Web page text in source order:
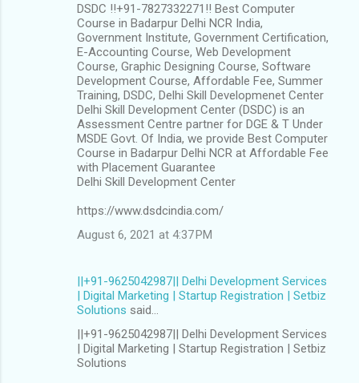
DSDC !!+91-7827332271!! Best Computer
Course in Badarpur Delhi NCR India,
Government Institute, Government Certification,
E-Accounting Course, Web Development
Course, Graphic Designing Course, Software
Development Course, Affordable Fee, Summer
Training, DSDC, Delhi Skill Developmenet Center
Delhi Skill Development Center (DSDC) is an
Assessment Centre partner for DGE & T Under
MSDE Govt. Of India, we provide Best Computer
Course in Badarpur Delhi NCR at Affordable Fee
with Placement Guarantee
Delhi Skill Development Center
https://www.dsdcindia.com/
August 6, 2021 at 4:37 PM
||+91-9625042987|| Delhi Development Services
| Digital Marketing | Startup Registration | Setbiz
Solutions said…
||+91-9625042987|| Delhi Development Services
| Digital Marketing | Startup Registration | Setbiz
Solutions